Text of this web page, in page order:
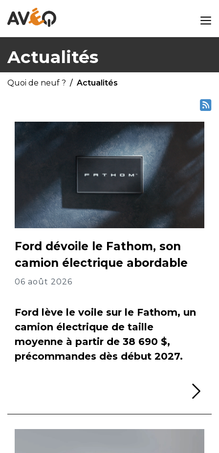
Actualités
Quoi de neuf ? Actualités
Ford dévoile le Fathom, son
camion électrique abordable
06 août 2026
Ford lève le voile sur le Fathom, un
camion électrique de taille
moyenne à partir de 38 690 $,
précommandes dès début 2027.